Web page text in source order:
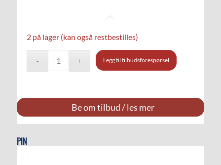
2 på lager (kan også restbestilles)
Legg til tilbudsforespørsel
Be om tilbud / les mer
PIN